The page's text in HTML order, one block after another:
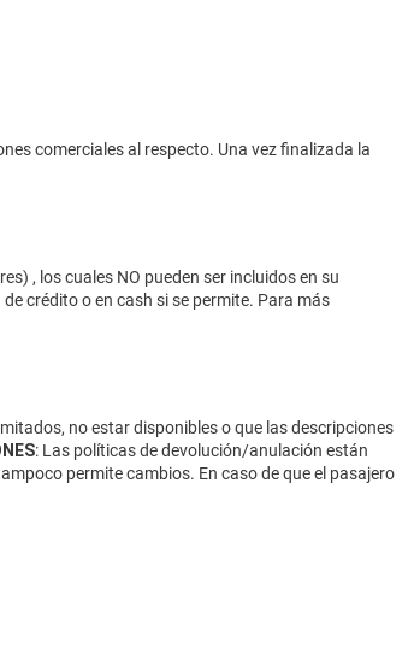
comerciales al respecto. Una vez finalizada la
, los cuales NO pueden ser incluidos en su
crédito o en cash si se permite. Para más
no estar disponibles o que las descripciones
: Las políticas de devolución/anulación están
permite cambios. En caso de que el pasajero